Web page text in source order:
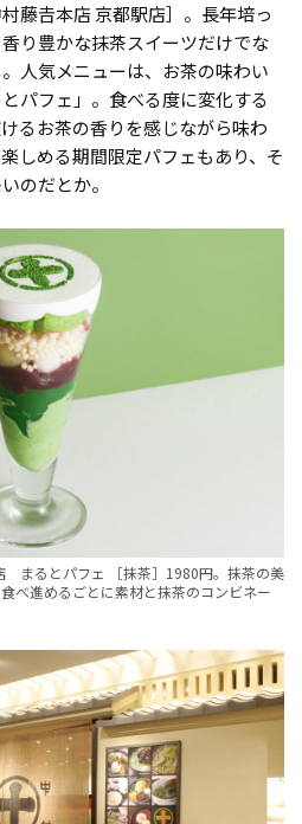
藤𠮷本店 京都駅店］。長年培っ
り豊かな抹茶スイーツだけでな
人気メニューは、お茶の味わい
パフェ」。食べる度に変化する
るお茶の香りを感じながら味わ
しめる期間限定パフェもあり、そ
のだとか。
まるとパフェ ［抹茶］1980円。抹茶の美
べ進めるごとに素材と抹茶のコンビネー